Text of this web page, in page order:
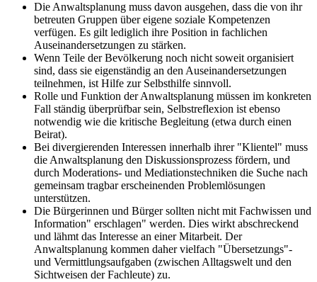
Die Anwaltsplanung muss davon ausgehen, dass die von ihr
betreuten Gruppen über eigene soziale Kompetenzen
verfügen. Es gilt lediglich ihre Position in fachlichen
Auseinandersetzungen zu stärken.
Wenn Teile der Bevölkerung noch nicht soweit organisiert
sind, dass sie eigenständig an den Auseinandersetzungen
teilnehmen, ist Hilfe zur Selbsthilfe sinnvoll.
Rolle und Funktion der Anwaltsplanung müssen im konkreten
Fall ständig überprüfbar sein, Selbstreflexion ist ebenso
notwendig wie die kritische Begleitung (etwa durch einen
Beirat).
Bei divergierenden Interessen innerhalb ihrer "Klientel" muss
die Anwaltsplanung den Diskussionsprozess fördern, und
durch Moderations- und Mediationstechniken die Suche nach
gemeinsam tragbar erscheinenden Problemlösungen
unterstützen.
Die Bürgerinnen und Bürger sollten nicht mit Fachwissen und
Information" erschlagen" werden. Dies wirkt abschreckend
und lähmt das Interesse an einer Mitarbeit. Der
Anwaltsplanung kommen daher vielfach "Übersetzungs"-
und Vermittlungsaufgaben (zwischen Alltagswelt und den
Sichtweisen der Fachleute) zu.